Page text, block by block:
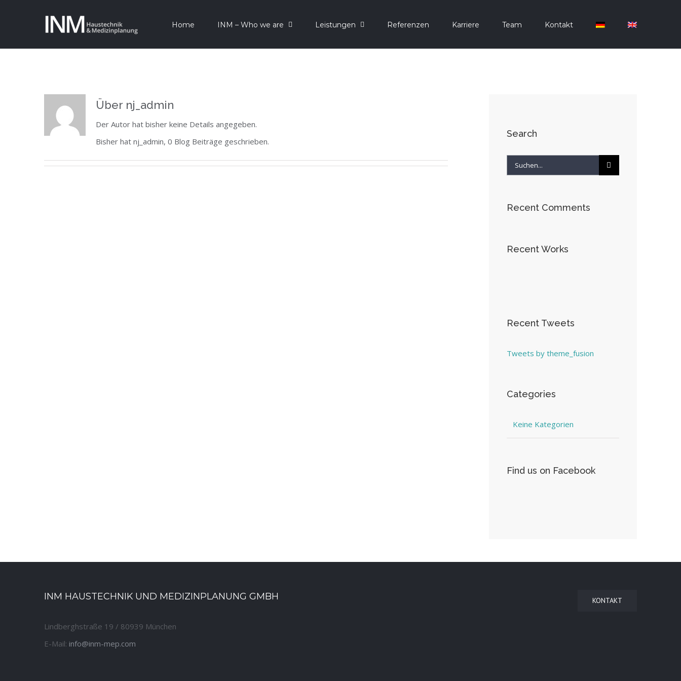
Home INM – Who we are Leistungen Referenzen Karriere Team Kontakt
Über nj_admin
Der Autor hat bisher keine Details angegeben.
Bisher hat nj_admin, 0 Blog Beiträge geschrieben.
Search
Suche
Recent Comments
Recent Works
Recent Tweets
Tweets by theme_fusion
Categories
Keine Kategorien
Find us on Facebook
INM HAUSTECHNIK UND MEDIZINPLANUNG GMBH
Lindberghstraße 19 / 80939 München
E-Mail: info@inm-mep.com
KONTAKT